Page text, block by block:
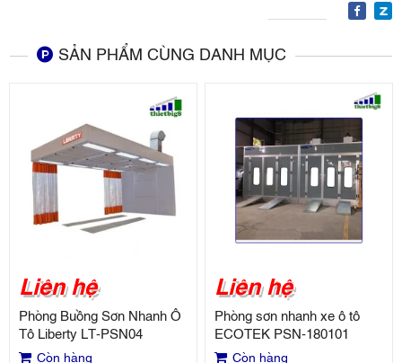
SẢN PHẨM CÙNG DANH MỤC
Liên hệ
Phòng Buồng Sơn Nhanh Ô
Tô Liberty LT-PSN04
Còn hàng
Liên hệ
Phòng sơn nhanh xe ô tô
ECOTEK PSN-180101
Còn hàng